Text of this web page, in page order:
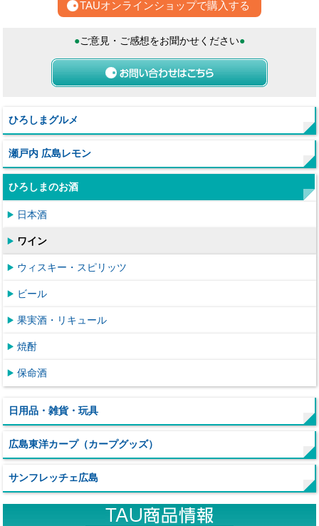
TAUオンラインショップで購入する
●ご意見・ご感想をお聞かせください●
ひろしまグルメ
瀬戸内 広島レモン
ひろしまのお酒
日本酒
ワイン
ウィスキー・スピリッツ
ビール
果実酒・リキュール
焼酎
保命酒
日用品・雑貨・玩具
広島東洋カープ（カープグッズ）
サンフレッチェ広島